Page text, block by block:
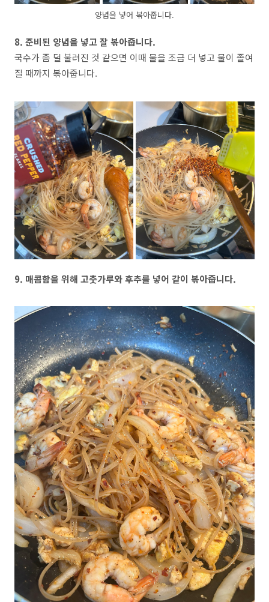
양념을 넣어 볶아줍니다.
8. 준비된 양념을 넣고 잘 볶아줍니다.
국수가 좀 덜 불려진 것 같으면 이때 물을 조금 더 넣고 물이 졸여
질 때까지 볶아줍니다.
9. 매콤함을 위해 고춧가루와 후추를 넣어 같이 볶아줍니다.